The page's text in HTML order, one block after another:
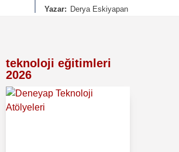
Yazar: Derya Eskiyapan
teknoloji eğitimleri
2026